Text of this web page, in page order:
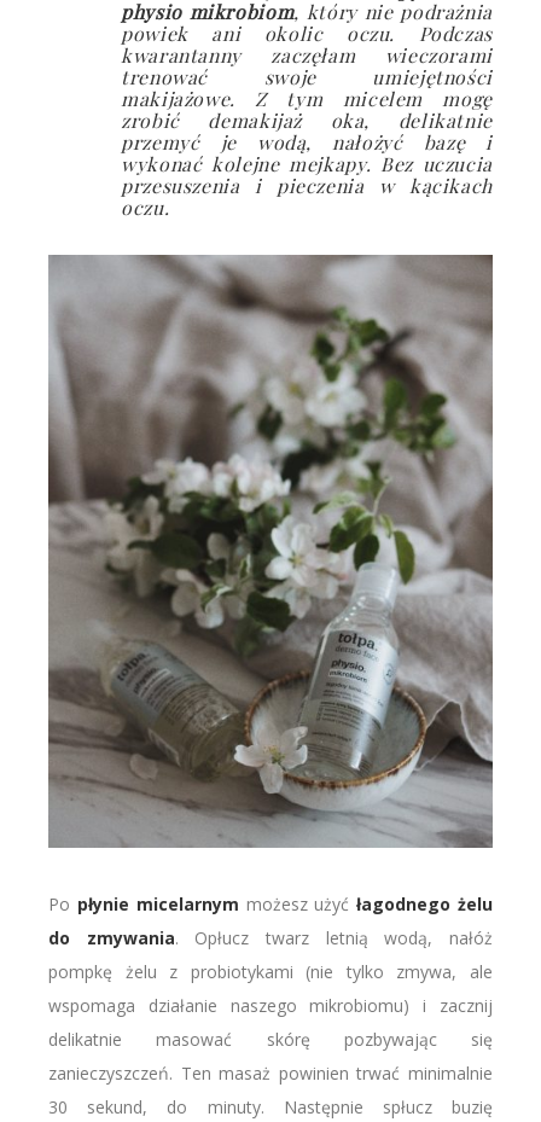
physio mikrobiom, który nie podrażnia
powiek ani okolic oczu. Podczas
kwarantanny zaczęłam wieczorami
trenować swoje umiejętności
makijażowe. Z tym micelem mogę
zrobić demakijaż oka, delikatnie
przemyć je wodą, nałożyć bazę i
wykonać kolejne mejkapy. Bez uczucia
przesuszenia i pieczenia w kącikach
oczu.
Po płynie micelarnym możesz użyć łagodnego żelu
do zmywania. Opłucz twarz letnią wodą, nałóż
pompkę żelu z probiotykami (nie tylko zmywa, ale
wspomaga działanie naszego mikrobiomu) i zacznij
delikatnie masować skórę pozbywając się
zanieczyszczeń. Ten masaż powinien trwać minimalnie
30 sekund, do minuty. Następnie spłucz buzię